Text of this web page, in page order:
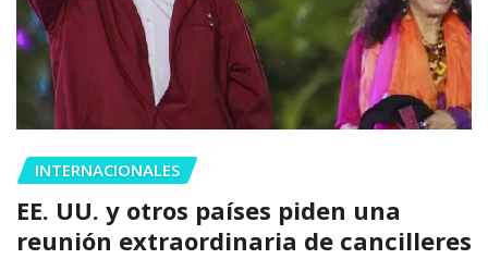
INTERNACIONALES
EE. UU. y otros países piden una
reunión extraordinaria de cancilleres